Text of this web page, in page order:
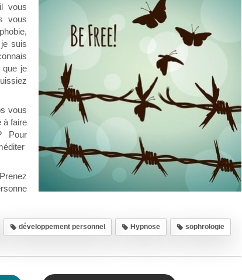
vous
vous
suis
que je
vous
à faire
Pour
développement personnel Hypnose sophrologie